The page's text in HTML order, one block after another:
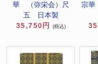
華 （弥栄会）尺
五 日本製
35,750円
(税込)
宗